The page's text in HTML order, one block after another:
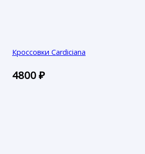
Кроссовки Cardiciana
4800₽